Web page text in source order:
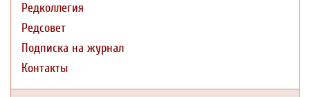
Редколлегия
Редсовет
Подписка на журнал
Контакты